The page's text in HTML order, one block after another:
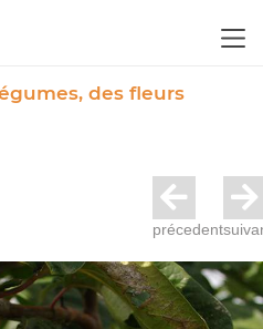
des fleurs
précedent